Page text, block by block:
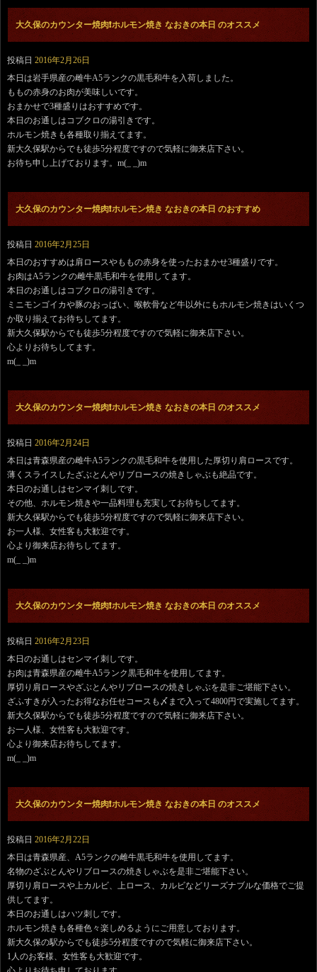
大久保のカウンター焼肉❗️ホルモン焼き なおきの本日 のオススメ
投稿日 2016年2月26日
本日は岩手県産の雌牛A5ランクの黒毛和牛を入荷しました。
ももの赤身のお肉が美味しいです。
おまかせで3種盛りはおすすめです。
本日のお通しはコブクロの湯引きです。
ホルモン焼きも各種取り揃えてます。
新大久保駅からでも徒歩5分程度ですので気軽に御来店下さい。
お待ち申し上げております。m(_ _)m
大久保のカウンター焼肉❗️ホルモン焼き なおきの本日 のおすすめ
投稿日 2016年2月25日
本日のおすすめは肩ロースやももの赤身を使ったおまかせ3種盛りです。
お肉はA5ランクの雌牛黒毛和牛を使用してます。
本日のお通しはコブクロの湯引きです。
ミニモンゴイカや豚のおっぱい、喉軟骨など牛以外にもホルモン焼きはいくつ
か取り揃えてお待ちしてます。
新大久保駅からでも徒歩5分程度ですので気軽に御来店下さい。
心よりお待ちしてます。
m(_ _)m
大久保のカウンター焼肉❗️ホルモン焼き なおきの本日 のオススメ
投稿日 2016年2月24日
本日は青森県産の雌牛A5ランクの黒毛和牛を使用した厚切り肩ロースです。
薄くスライスしたざぶとんやリブロースの焼きしゃぶも絶品です。
本日のお通しはセンマイ刺しです。
その他、ホルモン焼きや一品料理も充実してお待ちしてます。
新大久保駅からでも徒歩5分程度ですので気軽に御来店下さい。
お一人様、女性客も大歓迎です。
心より御来店お待ちしてます。
m(_ _)m
大久保のカウンター焼肉❗️ホルモン焼き なおきの本日 のオススメ
投稿日 2016年2月23日
本日のお通しはセンマイ刺しです。
お肉は青森県産の雌牛A5ランク黒毛和牛を使用してます。
厚切り肩ロースやざぶとんやリブロースの焼きしゃぶを是非ご堪能下さい。
ざふすきが入ったお得なお任せコースも〆まで入って4800円で実施してます。
新大久保駅からでも徒歩5分程度ですので気軽に御来店下さい。
お一人様、女性客も大歓迎です。
心より御来店お待ちしてます。
m(_ _)m
大久保のカウンター焼肉❗️ホルモン焼き なおきの本日 のオススメ
投稿日 2016年2月22日
本日は青森県産、A5ランクの雌牛黒毛和牛を使用してます。
名物のざぶとんやリブロースの焼きしゃぶを是非ご堪能下さい。
厚切り肩ロースや上カルビ、上ロース、カルビなどリーズナブルな価格でご提
供してます。
本日のお通しはハツ刺しです。
ホルモン焼きも各種色々楽しめるようにご用意しております。
新大久保の駅からでも徒歩5分程度ですので気軽に御来店下さい。
1人のお客様、女性客も大歓迎です。